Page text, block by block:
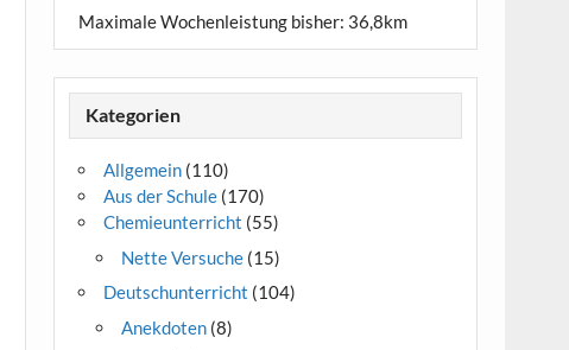
Maximale Wochenleistung bisher: 36,8km
Kategorien
Allgemein (110)
Aus der Schule (170)
Chemieunterricht (55)
Nette Versuche (15)
Deutschunterricht (104)
Anekdoten (8)